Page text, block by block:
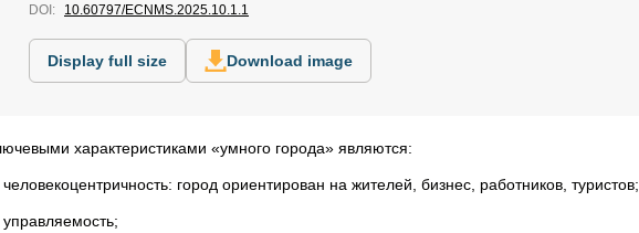
DOI: 10.60797/ECNMS.2025.10.1.1
Display full size Download image
характеристиками «умного города» являются:
человекоцентричность: город ориентирован на жителей, бизнес, работников, туристов;
управляемость;